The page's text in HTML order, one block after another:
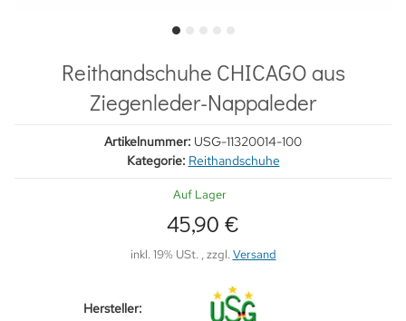
Reithandschuhe CHICAGO aus
Ziegenleder-Nappaleder
Artikelnummer: USG-11320014-100
Kategorie: Reithandschuhe
Auf Lager
45,90 €
inkl. 19% USt. , zzgl.Versand
Hersteller: